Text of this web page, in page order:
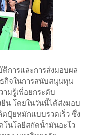
ติการและการส่งมอบผล
กิจในการสนับสนุนทุน
ามรู้เพื่อยกระดับ
น โดยในวันนี้ได้ส่งมอบ
ตปุ๋ยหมักแบบรวดเร็ว ซึ่ง
นโลยีสกัดน้ำมันอะโว